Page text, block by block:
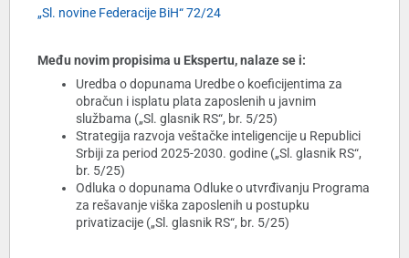
„Sl. novine Federacije BiH“ 72/24
Među novim propisima u Ekspertu, nalaze se i:
Uredba o dopunama Uredbe o koeficijentima za
obračun i isplatu plata zaposlenih u javnim
službama („Sl. glasnik RS“, br. 5/25)
Strategija razvoja veštačke inteligencije u Republici
Srbiji za period 2025-2030. godine („Sl. glasnik RS“,
br. 5/25)
Odluka o dopunama Odluke o utvrđivanju Programa
za rešavanje viška zaposlenih u postupku
privatizacije („Sl. glasnik RS“, br. 5/25)